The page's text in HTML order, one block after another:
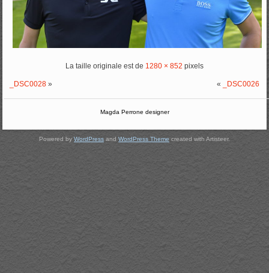
La taille originale est de 1280 × 852 pixels
_DSC0028 » « _DSC0026
Magda Perrone designer
Powered by WordPress and WordPress Theme created with Artisteer.